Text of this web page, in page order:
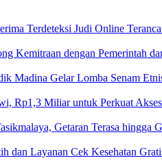
Terdeteksi Judi Online
Kemitraan dengan Pemerintah
Madina Gelar Lomba Senam
Rp1,3 Miliar untuk Perkuat
Getaran Terasa hingga
dan Layanan Cek Kesehatan